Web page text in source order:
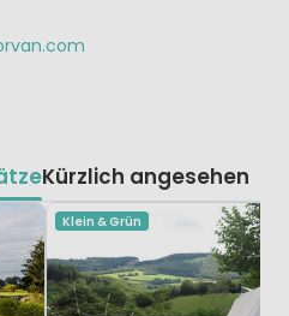
Kürzlich angesehen
Klein & Grün